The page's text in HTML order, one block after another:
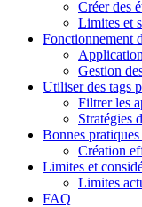
Créer des
Limites et
Fonctionnement
Gestion
Utiliser des tags
Filtrer les
Stratégies
Bonnes
Création
Limites et
Limites
FAQ